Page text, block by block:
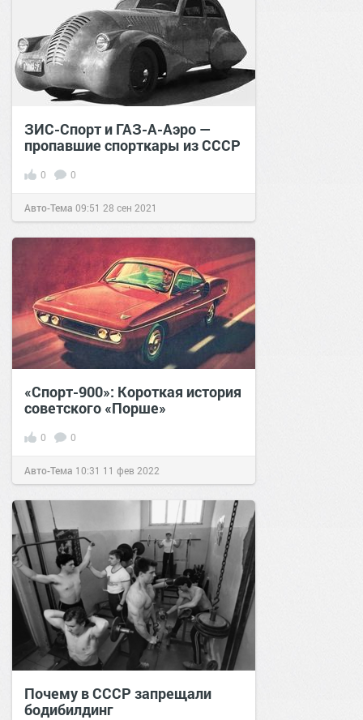
ЗИС-Спорт и ГАЗ-А-Аэро —
пропавшие спорткары из СССР
0 0
Авто-Тема 09:51 28 сен 2021
«Спорт-900»: Короткая история
советского «Порше»
0 0
Авто-Тема 10:31 11 фев 2022
Почему в СССР запрещали
бодибилдинг